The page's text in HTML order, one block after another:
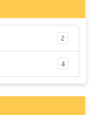
2
4